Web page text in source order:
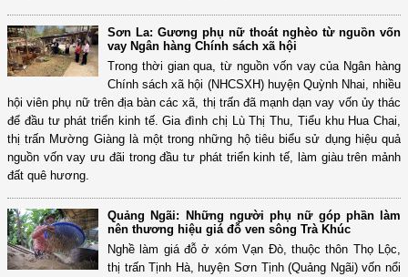
Sơn La: Gương phụ nữ thoát nghèo từ nguồn vốn
vay Ngân hàng Chính sách xã hội
Trong thời gian qua, từ nguồn vốn vay của Ngân hàng
Chính sách xã hội (NHCSXH) huyện Quỳnh Nhai, nhiều
hội viên phụ nữ trên địa bàn các xã, thị trấn đã mạnh dạn vay vốn ủy thác
để đầu tư phát triển kinh tế. Gia đình chị Lù Thị Thu, Tiểu khu Hua Chai,
thị trấn Mường Giàng là một trong những hộ tiêu biểu sử dụng hiệu quả
nguồn vốn vay ưu đãi trong đầu tư phát triển kinh tế, làm giàu trên mảnh
đất quê hương.
Quảng Ngãi: Những người phụ nữ góp phần làm
nên thương hiệu giá đỗ ven sông Trà Khúc
Nghề làm giá đỗ ở xóm Vạn Đò, thuộc thôn Thọ Lộc,
thị trấn Tịnh Hà, huyện Sơn Tịnh (Quảng Ngãi) vốn nổi